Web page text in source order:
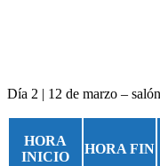
Día 2 | 12 de marzo –
HORA
INICIO
HORA FIN